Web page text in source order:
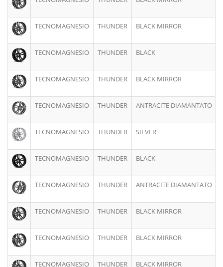
TECNOMAGNESIO THUNDER BLACK MIRROR
TECNOMAGNESIO THUNDER BLACK
TECNOMAGNESIO THUNDER BLACK MIRROR
TECNOMAGNESIO THUNDER ANTRACITE DIAMANTATO
TECNOMAGNESIO THUNDER SILVER
TECNOMAGNESIO THUNDER BLACK
TECNOMAGNESIO THUNDER ANTRACITE DIAMANTATO
TECNOMAGNESIO THUNDER BLACK MIRROR
TECNOMAGNESIO THUNDER BLACK MIRROR
TECNOMAGNESIO THUNDER BLACK MIRROR